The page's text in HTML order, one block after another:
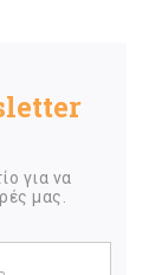
για να
μας.